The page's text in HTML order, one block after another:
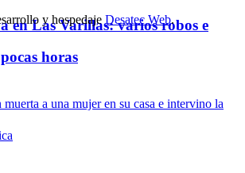
en Las Varillas: varios robos e
horas
y hospedaje Desatec Web.